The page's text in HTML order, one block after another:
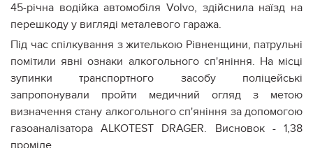
45-річна водійка автомобіля Volvo, здійснила наїзд на
перешкоду у вигляді металевого гаража.
Під час спілкування з жителькою Рівненщини, патрульні
помітили явні ознаки алкогольного сп'яніння. На місці
зупинки транспортного засобу поліцейські
запропонували пройти медичний огляд з метою
визначення стану алкогольного сп'яніння за допомогою
газоаналізатора ALKOTEST DRAGER. Висновок - 1,38
проміле.